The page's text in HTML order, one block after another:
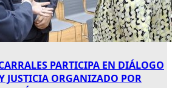
PARTICIPA EN DIÁLOGO
JUSTICIA ORGANIZADO POR